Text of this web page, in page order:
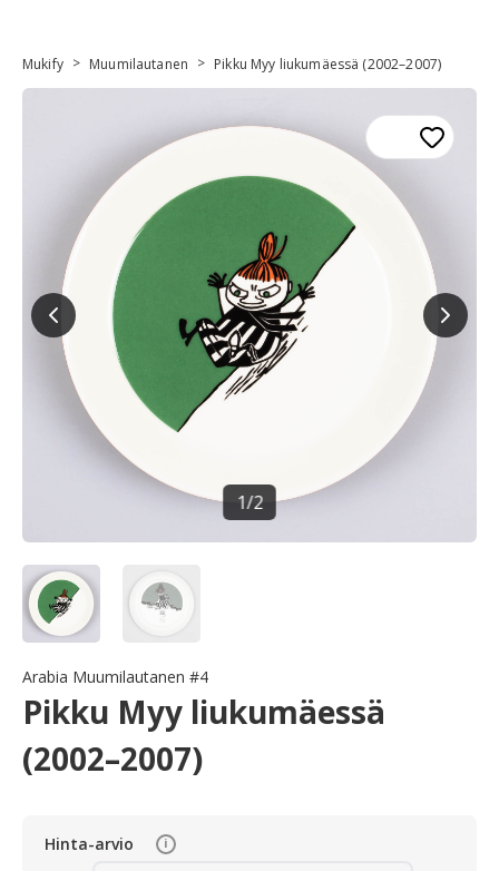
Mukify > Muumilautanen > Pikku Myy liukumäessä (2002–2007)
1/2
Arabia Muumilautanen #4
Pikku Myy liukumäessä
(2002–2007)
Hinta-arvio i